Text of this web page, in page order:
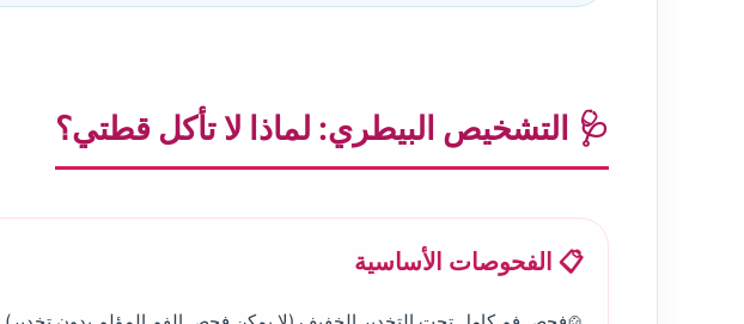
🩺 التشخيص البيطري: لماذا لا تأكل قطتي؟
📋 الفحوصات الأساسية